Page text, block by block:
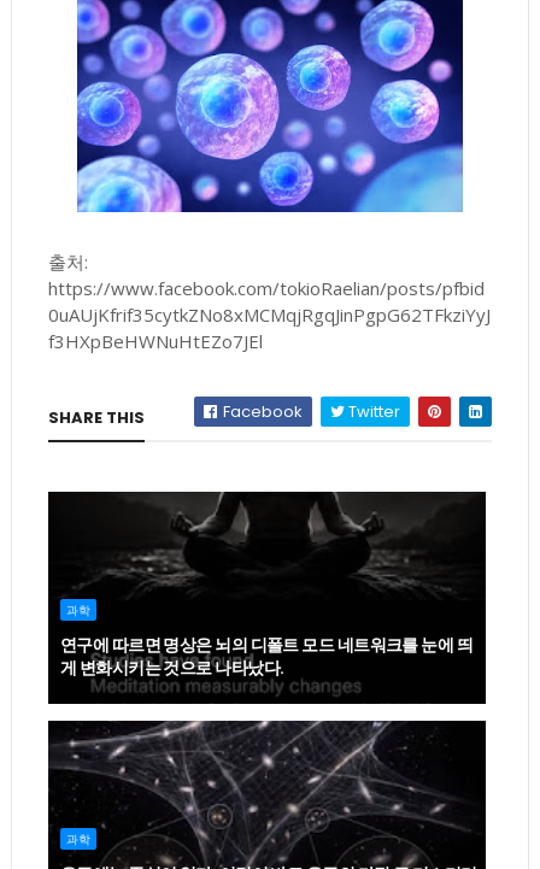
출처:
https://www.facebook.com/tokioRaelian/posts/pfbid
0uAUjKfrif35cytkZNo8xMCMqjRgqJinPgpG62TFkziYyJ
f3HXpBeHWNuHtEZo7JEl
SHARE THIS Facebook Twitter
과학
연구에 따르면 명상은 뇌의 디폴트 모드 네트워크를 눈에 띄
게 변화시키는 것으로 나타났다.
과학